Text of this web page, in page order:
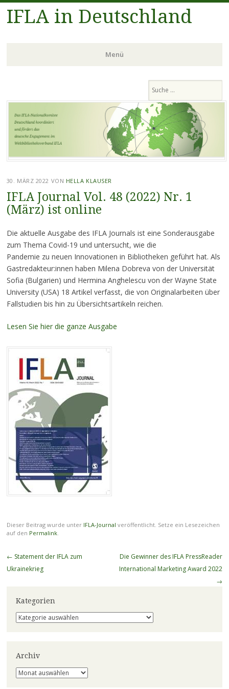
IFLA in Deutschland
Menü
springen
30. MÄRZ 2022 VON HELLA KLAUSER
IFLA Journal Vol. 48 (2022) Nr. 1
(März) ist online
Die aktuelle Ausgabe des IFLA Journals ist eine Sonderausgabe
zum Thema Covid-19 und untersucht, wie die
Pandemie zu neuen Innovationen in Bibliotheken geführt hat. Als
Gastredakteur:innen haben Milena Dobreva von der Universität
Sofia (Bulgarien) und Hermina Anghelescu von der Wayne State
University (USA) 18 Artikel verfasst, die von Originalarbeiten über
Fallstudien bis hin zu Übersichtsartikeln reichen.
Lesen Sie hier die ganze Ausgabe
Dieser Beitrag wurde unter IFLA-Journal veröffentlicht. Setze ein Lesezeichen
auf den Permalink.
Beitragsnavigation
← Statement der IFLA zum
Ukrainekrieg
Die Gewinner des IFLA PressReader
International Marketing Award 2022
→
Kategorien
Kategorien
Archiv
Archiv